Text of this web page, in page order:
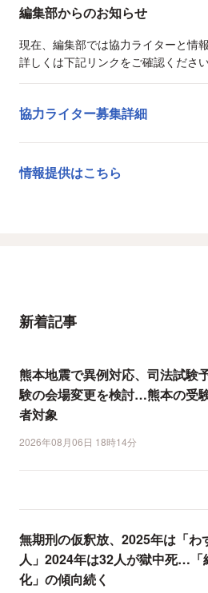
編集部からのお知らせ
現在、編集部では協力ライターと情
詳しくは下記リンクをご確認ください
協力ライター募集詳細
情報提供はこちら
新着記事
熊本地震で異例対応、司法試験
験の会場変更を検討…熊本の受
者対象
2026年08月06日 18時14分
無期刑の仮釈放、2025年は「わ
人」2024年は32人が獄中死…「
化」の傾向続く